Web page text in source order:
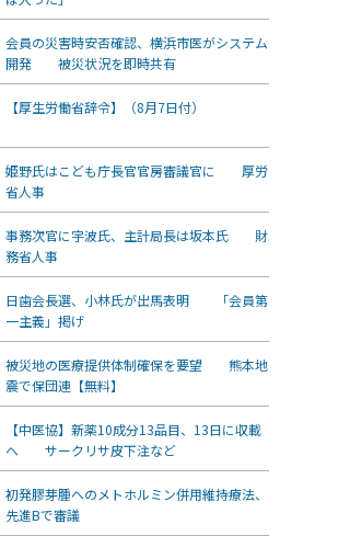
会員の災害時安否確認、横浜市医がシステム
開発 被災状況を即時共有
【厚生労働省辞令】（8月7日付）
姫野氏はこども庁長官官房審議官に 厚労
省人事
事務次官に宇波氏、主計局長は坂本氏 財
務省人事
日歯会長選、小林氏が出馬表明 「会員第
一主義」掲げ
被災地の医療提供体制確保を要望 熊本地
震で保団連【無料】
【中医協】新薬10成分13品目、13日に収載
へ サークリサ皮下注など
初発膠芽腫へのメトホルミン併用維持療法、
先進Bで審議